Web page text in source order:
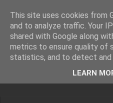
Loading...
This site uses cookies from
and to analyze traffic. Your
shared with Google along
metrics to ensure quality of
statistics, and to detect and
LEARN